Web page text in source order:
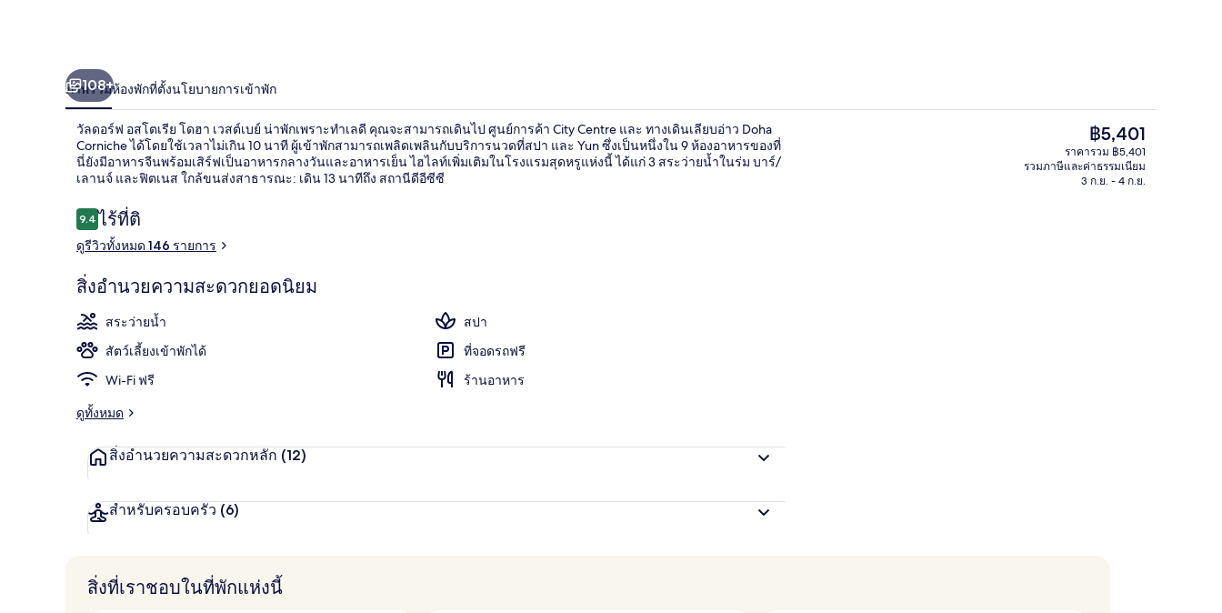
9 ห้องอาหาร, บริการอาหารเช้า อาหารกลางวัน อาหารเย็น และบรันช์ห้องทรีทเมนท์สำหรับคู่รัก, ซาวน่า, ห้อ
108+
ภาพรวมห้องพักที่ตั้งนโยบายการเข้าพัก
วัลดอร์ฟ อสโตเรีย โดฮา เวสต์เบย์ น่าพักเพราะทำเลดี คุณจะสามารถเดินไป ศูนย์การค้า City Centre และ ทางเดินเลียบอ่าว Doha
Corniche ได้โดยใช้เวลาไม่เกิน 10 นาที ผู้เข้าพักสามารถเพลิดเพลินกับบริการนวดที่สปา และ Yun ซึ่งเป็นหนึ่งใน 9 ห้องอาหารของที่
นี่ยังมีอาหารจีนพร้อมเสิร์ฟเป็นอาหารกลางวันและอาหารเย็น ไฮไลท์เพิ่มเติมในโรงแรมสุดหรูแห่งนี้ ได้แก่ 3 สระว่ายน้ำในร่ม บาร์/
เลานจ์ และฟิตเนส ใกล้ขนส่งสาธารณะ: เดิน 13 นาทีถึง สถานีดีอีซีซี
รีวิว
9.49.4 จาก 10
ไร้ที่ติ
ดูรีวิวทั้งหมด 146 รายการ
สิ่งอำนวยความสะดวกยอดนิยม
สระว่ายน้ำ
สปา
สัตว์เลี้ยงเข้าพักได้
ที่จอดรถฟรี
Wi-Fi ฟรี
ร้านอาหาร
ดูทั้งหมด
สิ่งอำนวยความสะดวกหลัก (12)
สำหรับครอบครัว (6)
ราคา
ปัจจุบัน
฿5,401
฿5,401
ราคารวม ฿5,401
รวมภาษีและค่าธรรมเนียม
3 ก.ย. - 4 ก.ย.
สิ่งที่เราชอบในที่พักแห่งนี้